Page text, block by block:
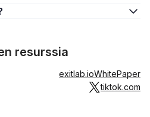
resurssia
exitlab.ioWhitePaper
tiktok.com